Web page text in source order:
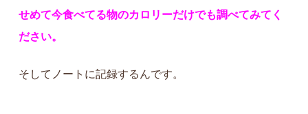
せめて今食べてる物のカロリーだけでも調べてみてく
ださい。
そしてノートに記録するんです。